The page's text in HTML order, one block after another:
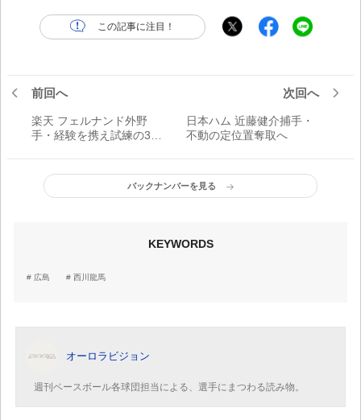
この記事に注目！
前回へ
楽天 フェルナンド外野
手・経験を携え試練の3年
次回へ
日本ハム 近藤健介捕手・
不動の定位置奪取へ
バックナンバーを見る
KEYWORDS
広島 西川龍馬
オーロラビジョン
週刊ベースボール各球団担当による、選手にまつわる読み物。